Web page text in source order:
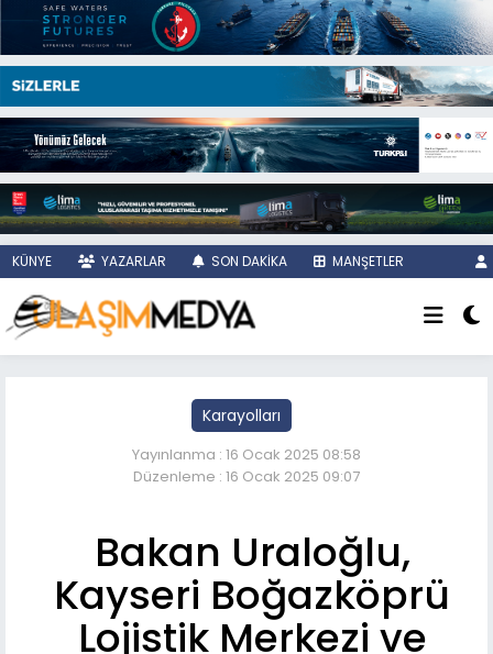
KÜNYE YAZARLAR SON DAKİKA MANŞETLER
Karayolları
Yayınlanma : 16 Ocak 2025 08:58
Düzenleme : 16 Ocak 2025 09:07
Bakan Uraloğlu,
Kayseri Boğazköprü
Lojistik Merkezi ve